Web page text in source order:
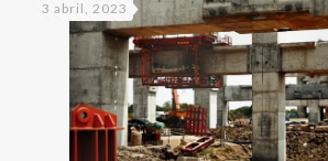
3 abril, 2023